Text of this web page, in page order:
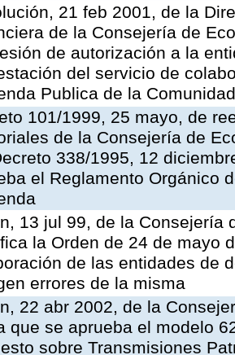
21 feb 2001, de la
de la Consejería de
de autorización a la
del servicio de
Publica de la
101/1999, 25 mayo, de
de la Consejería de
338/1995, 12
el Reglamento Orgánico
13 jul 99, de la Consejería
la Orden de 24 de mayo
de las entidades de
errores de la misma
22 abr 2002, de la
que se aprueba el modelo
sobre Transmisiones